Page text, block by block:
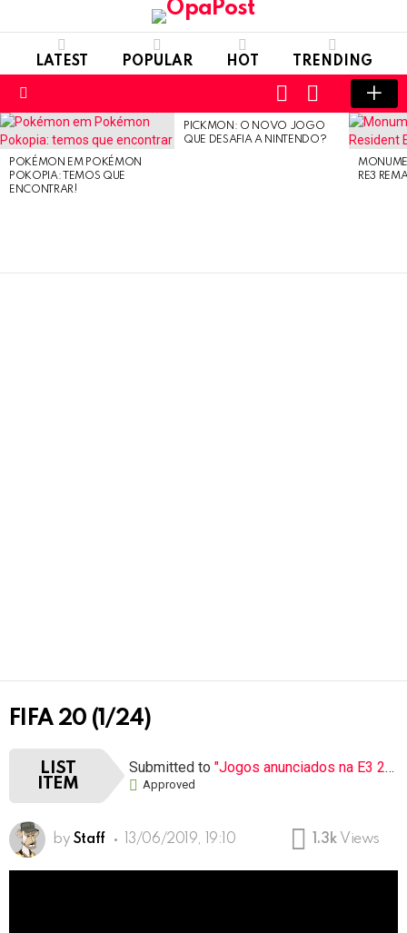
LATEST POPULAR HOT TRENDING
SWITCH
SKIN
LOGIN
LATEST
STORIES
POKÉMON EM POKÉMON
POKOPIA: TEMOS QUE
ENCONTRAR!
PICKMON: O NOVO JOGO
QUE DESAFIA A NINTENDO?
RE3
FIFA 20 (1/24)
LIST
ITEM
Submitted to "Jogos anunciados na E3 2019 pré-venda"
Approved
by Staff 13/06/2019, 19:10 1.3k Views